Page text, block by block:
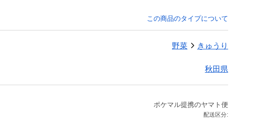
この商品のタイプについて
野菜 きゅうり
秋田県
ポケマル提携のヤマト便
配送区分: